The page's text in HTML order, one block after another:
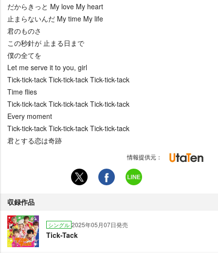
だからきっと My love My heart
止まらないんだ My time My life
君のものさ
この秒針が 止まる日まで
僕の全てを
Let me serve it to you, girl
Tick-tick-tack Tick-tick-tack Tick-tick-tack
Time flies
Tick-tick-tack Tick-tick-tack Tick-tick-tack
Every moment
Tick-tick-tack Tick-tick-tack Tick-tick-tack
君とする恋は奇跡
情報提供元：
収録作品
シングル 2025年05月07日発売
Tick-Tack